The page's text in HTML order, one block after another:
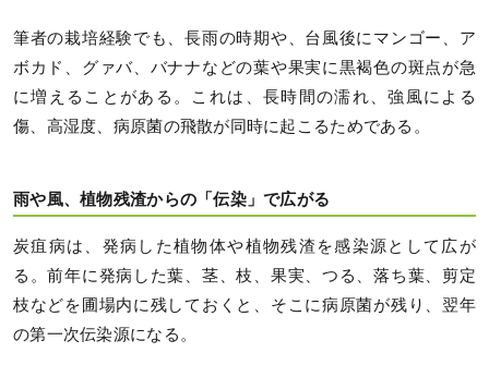
筆者の栽培経験でも、長雨の時期や、台風後にマンゴー、ア
ボカド、グァバ、バナナなどの葉や果実に黒褐色の斑点が急
に増えることがある。これは、長時間の濡れ、強風による
傷、高湿度、病原菌の飛散が同時に起こるためである。
雨や風、植物残渣からの「伝染」で広がる
炭疽病は、発病した植物体や植物残渣を感染源として広が
る。前年に発病した葉、茎、枝、果実、つる、落ち葉、剪定
枝などを圃場内に残しておくと、そこに病原菌が残り、翌年
の第一次伝染源になる。